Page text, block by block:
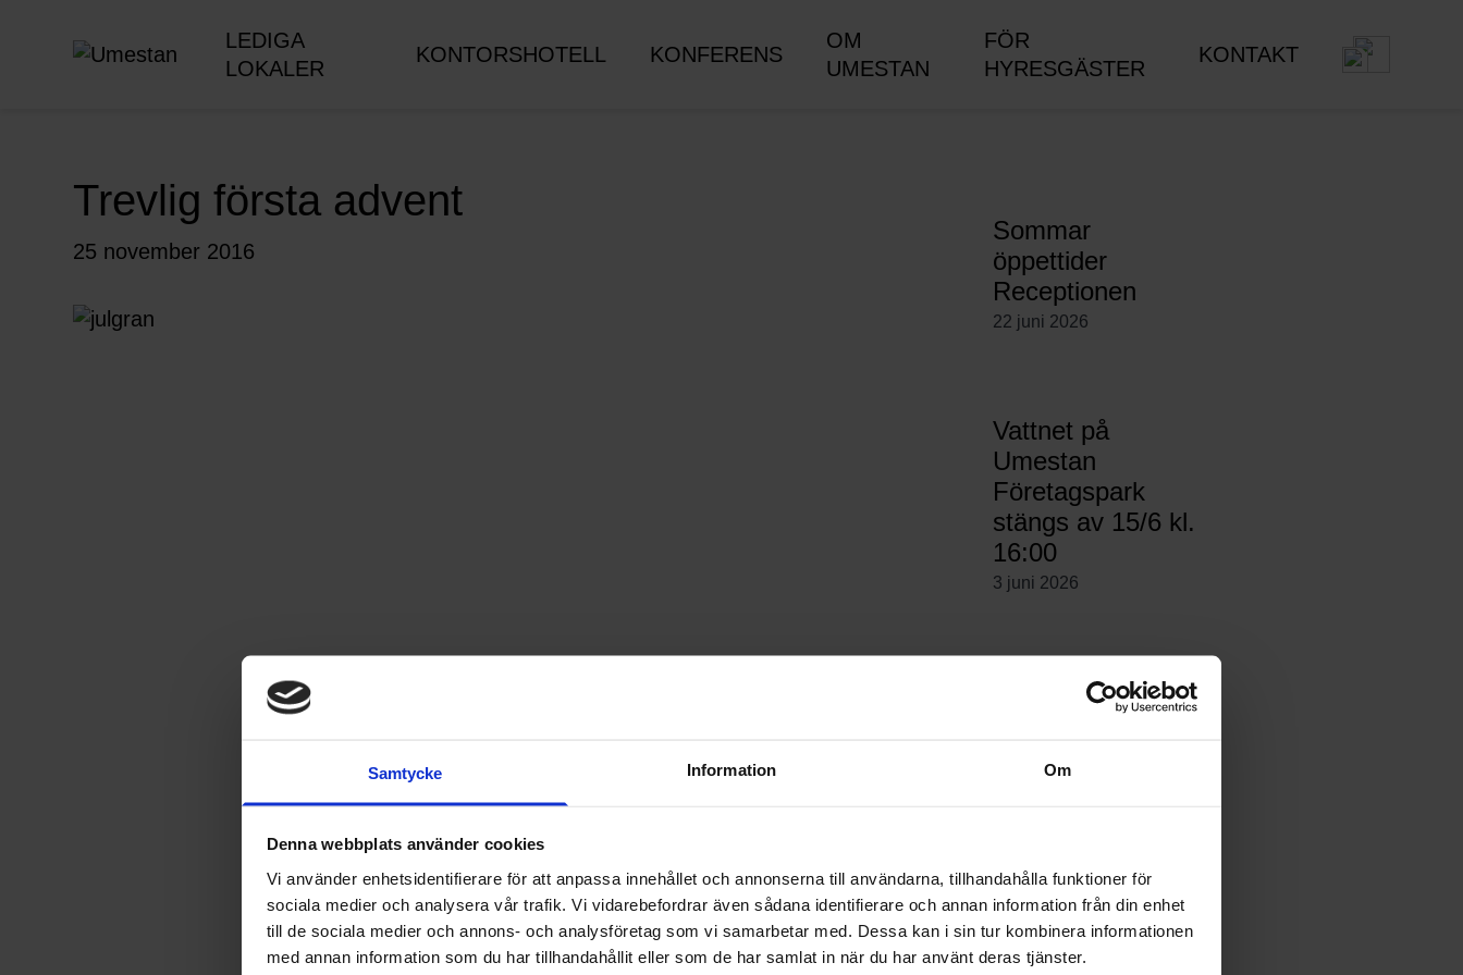
Samtycke Information Om
Denna webbplats använder cookies
Vi använder enhetsidentifierare för att anpassa innehållet och annonserna till användarna, tillhandahålla funktioner för
sociala medier och analysera vår trafik. Vi vidarebefordrar även sådana identifierare och annan information från din enhet
till de sociala medier och annons- och analysföretag som vi samarbetar med. Dessa kan i sin tur kombinera informationen
med annan information som du har tillhandahållit eller som de har samlat in när du har använt deras tjänster.
LEDIGA
LOKALER
KONTORSHOTELL KONFERENS
OM
UMESTAN
FÖR
HYRESGÄSTER
KONTAKT
Trevlig första advent
25 november 2016
Sommar
öppettider
Receptionen
22 juni 2026
Vattnet på
Umestan
Företagspark
stängs av 15/6 kl.
16:00
3 juni 2026
Förändringar
Receptionen